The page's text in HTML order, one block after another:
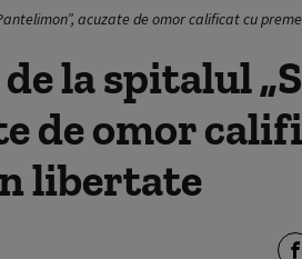
acuzate de omor calificat cu
la spitalul
de omor
libertate